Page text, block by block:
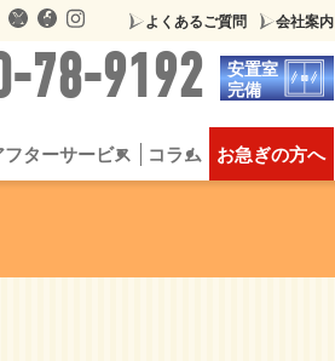
よくあるご質問 会社案内
78-9192
安置室
完備
問
供花・供物について
ンダード家族葬
豪華な家族葬
フターサービス コラム お急ぎの方へ